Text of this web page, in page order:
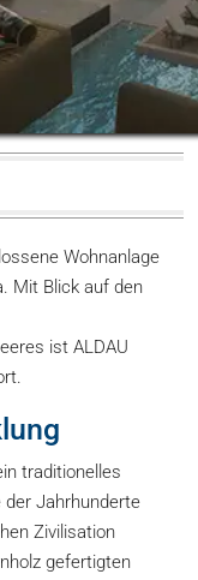
Wohnanlage
Mit Blick auf den
ist ALDAU
traditionelles
Jahrhunderte
Zivilisation
gefertigten